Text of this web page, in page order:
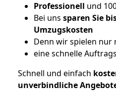
Professionell und
Bei uns sparen Sie
Umzugskosten
Denn wir spielen nur
eine schnelle
Schnell und einfach
unverbindliche